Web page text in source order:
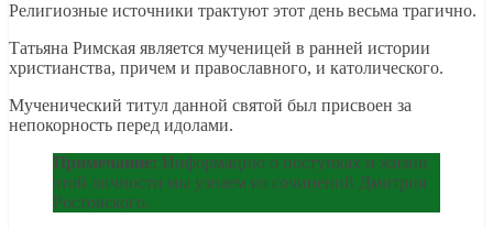
Религиозные источники трактуют этот день весьма трагично.
Татьяна Римская является мученицей в ранней истории
христианства, причем и православного, и католического.
Мученический титул данной святой был присвоен за
непокорность перед идолами.
Примечание: Информацию о поступках и жизни
этой личности мы узнаем из сочинений Дмитрия
Ростовского.